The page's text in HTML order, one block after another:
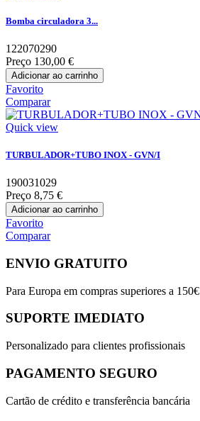
Bomba circuladora 3...
122070290
Preço 130,00 €
Adicionar ao carrinho
Favorito
Comparar
Quick view
TURBULADOR+TUBO INOX - GVN/I
190031029
Preço 8,75 €
Adicionar ao carrinho
Favorito
Comparar
ENVIO GRATUITO
Para Europa em compras superiores a 150€
SUPORTE IMEDIATO
Personalizado para clientes profissionais
PAGAMENTO SEGURO
Cartão de crédito e transferência bancária